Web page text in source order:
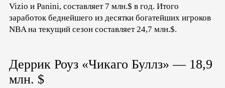
Vizio и Panini, составляет 7 млн.$ в год. Итого
заработок беднейшего из десятки богатейших игроков
NBA на текущий сезон составляет 24,7 млн.$.
Деррик Роуз «Чикаго Буллз» — 18,9
млн. $